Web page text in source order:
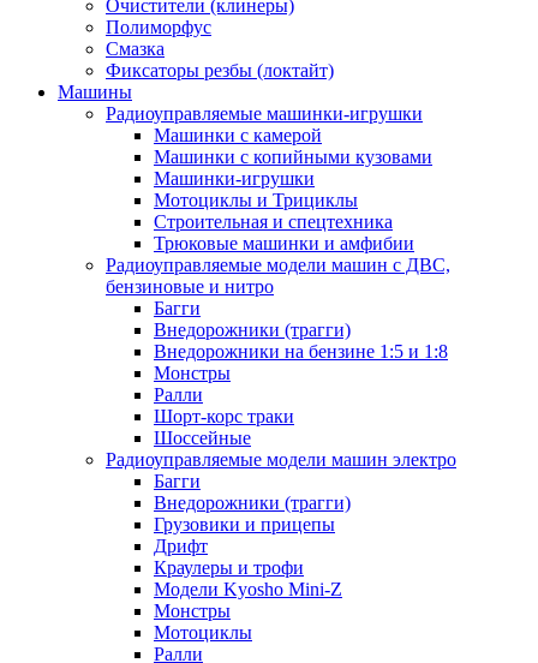
Очистители (клинеры)
Полиморфус
Смазка
Фиксаторы резбы (локтайт)
Машины
Радиоуправляемые машинки-игрушки
Машинки с камерой
Машинки с копийными кузовами
Машинки-игрушки
Мотоциклы и Трициклы
Строительная и спецтехника
Трюковые машинки и амфибии
Радиоуправляемые модели машин с ДВС,
бензиновые и нитро
Багги
Внедорожники (трагги)
Внедорожники на бензине 1:5 и 1:8
Монстры
Ралли
Шорт-корс траки
Шоссейные
Радиоуправляемые модели машин электро
Багги
Внедорожники (трагги)
Грузовики и прицепы
Дрифт
Краулеры и трофи
Модели Kyosho Mini-Z
Монстры
Мотоциклы
Ралли